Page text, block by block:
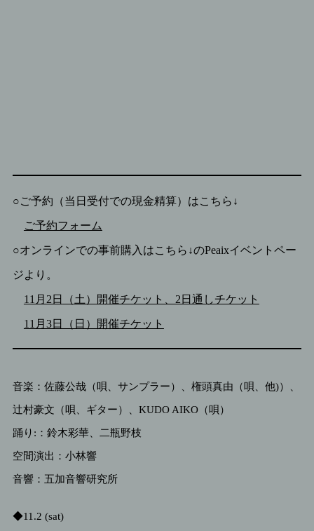
○ご予約（当日受付での現金精算）はこちら↓
ご予約フォーム
○オンラインでの事前購入はこちら↓のPeaixイベントペー
ジより。
11月2日 （土）開催チケット、2日通しチケット
11月3日（日）開催チケット
音楽：佐藤公哉（唄、サンプラー）、権頭真由（唄、他)）、
辻村豪文（唄、ギター）、KUDO AIKO（唄）
踊り:：鈴木彩華、二瓶野枝
空間演出：小林響
音響：五加音響研究所
◆11.2 (sat)